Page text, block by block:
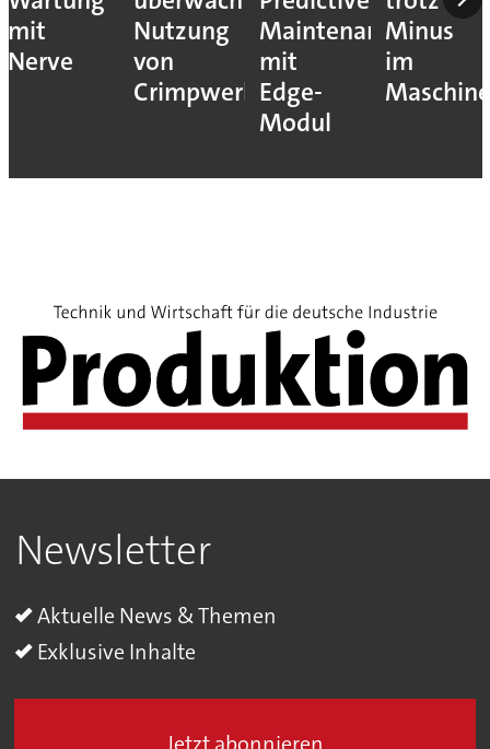
mit
Nerve
Nutzung
von
Crimpwerkzeugen
Maintenance
mit
Edge-
Modul
Minus
im
Newsletter
Aktuelle News & Themen
Exklusive Inhalte
Jetzt abonnieren